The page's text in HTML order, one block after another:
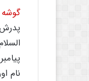
گوشه
نام